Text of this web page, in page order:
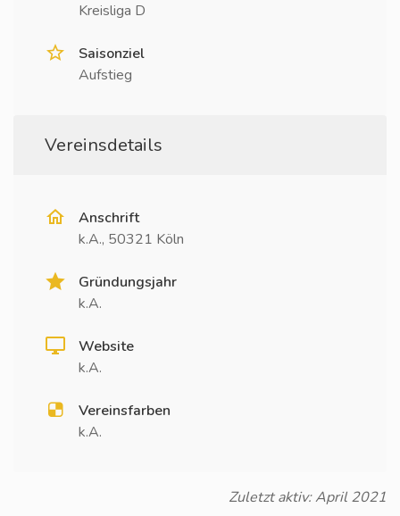
Kreisliga D
Saisonziel
Aufstieg
Vereinsdetails
Anschrift
k.A., 50321 Köln
Gründungsjahr
k.A.
Website
k.A.
Vereinsfarben
k.A.
Zuletzt aktiv: April 2021